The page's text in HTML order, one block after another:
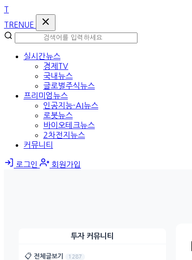
T
TRENUE
실시간뉴스
경제TV
국내뉴스
글로벌주식뉴스
프리미엄뉴스
인공지능-AI뉴스
로봇뉴스
바이오테크뉴스
2차전지뉴스
커뮤니티
로그인 회원가입
투자 커뮤니티
📋 전체글보기 1287